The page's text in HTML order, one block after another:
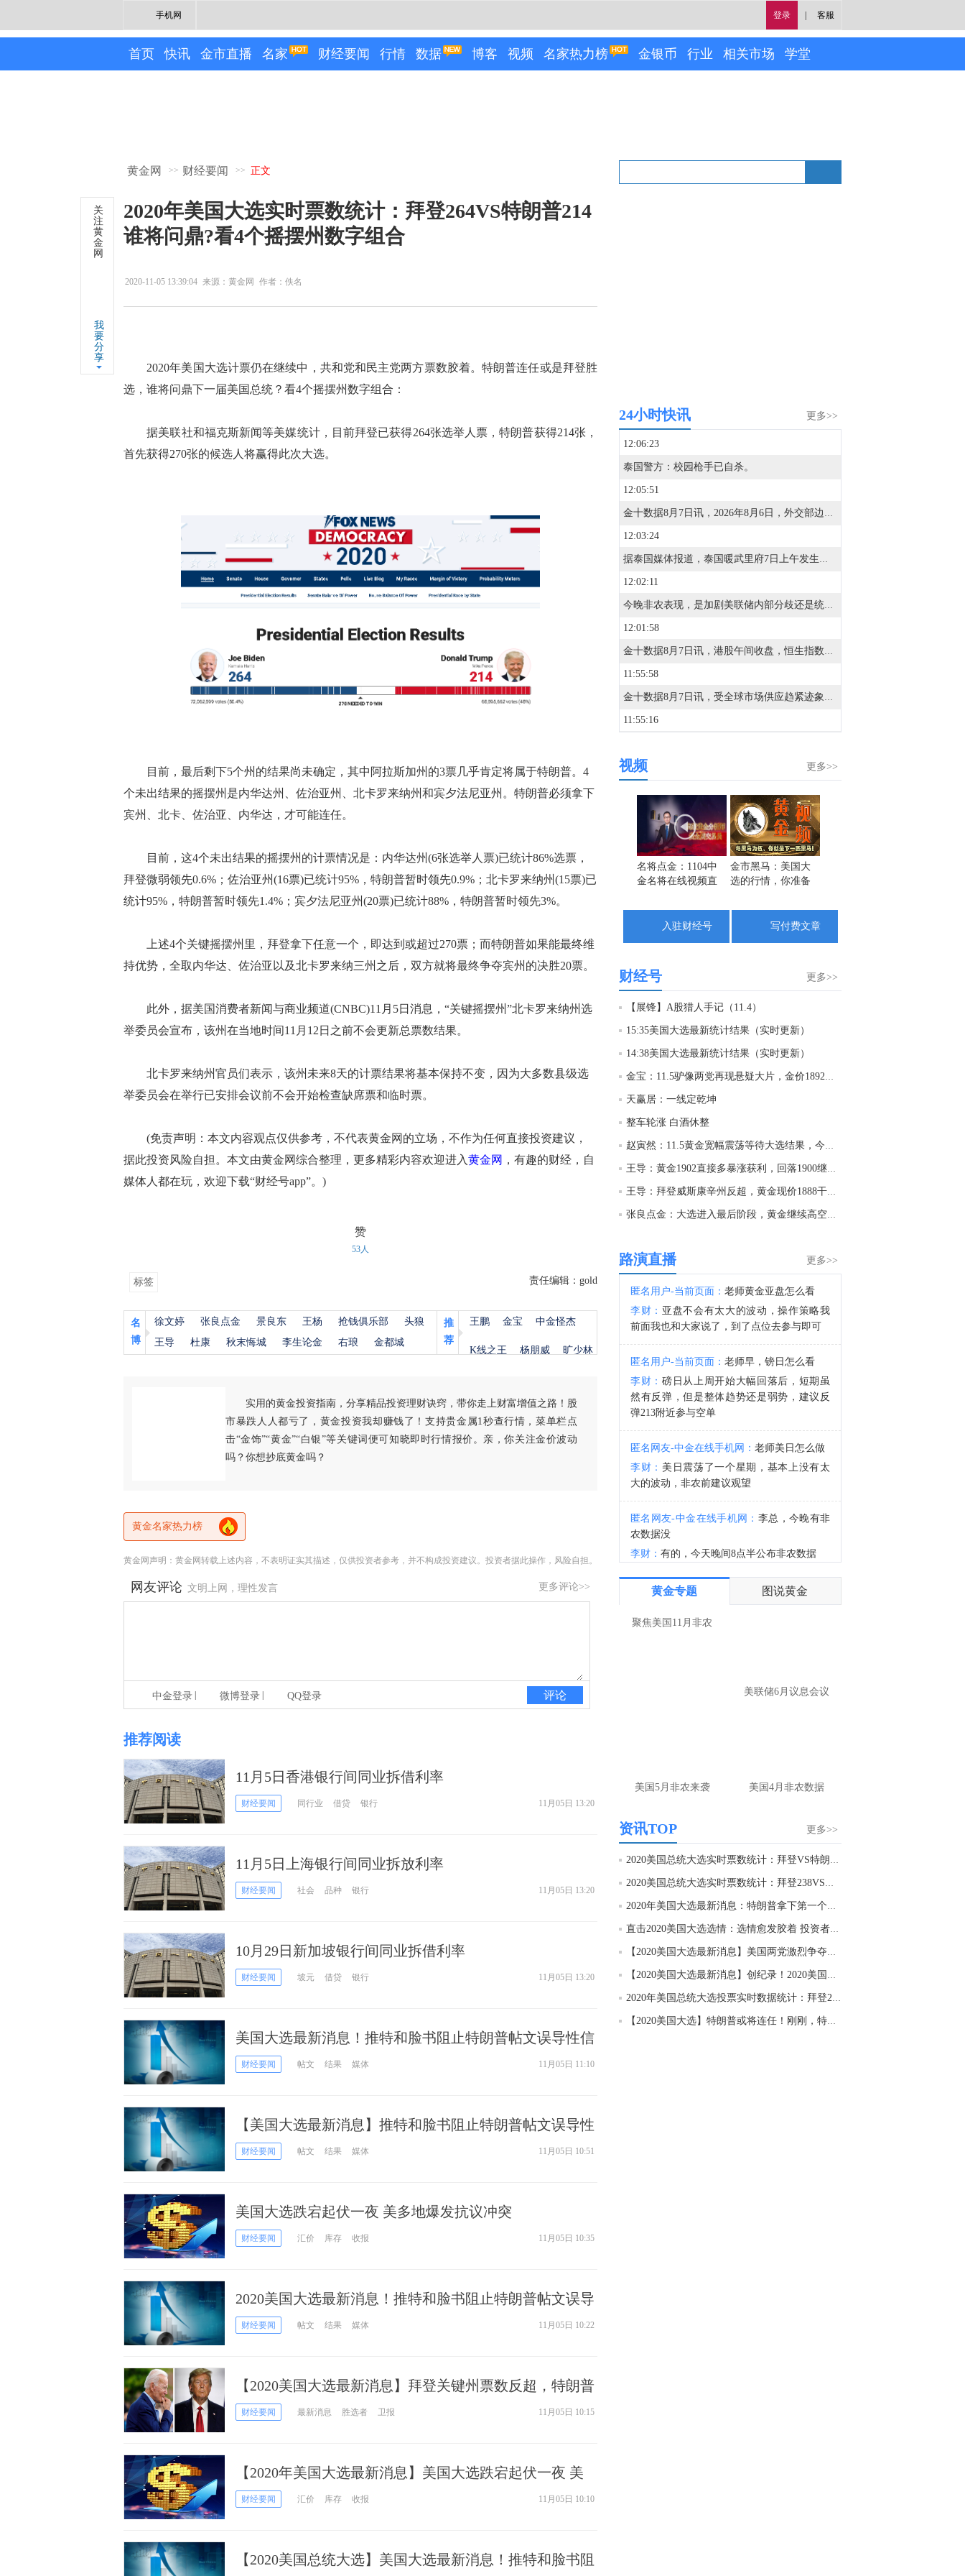
登录 客服
手机网
首页 快讯 金市直播 名家 财经要闻 行情 数据 博客 视频 名家热力榜 金银币 行业 相关市场 学堂
黄金网 >> 财经要闻 >> 正文
2020年美国大选实时票数统计：拜登264VS特朗普214
谁将问鼎?看4个摇摆州数字组合
2020-11-05 13:39:04 来源：黄金网 作者：佚名
关
注
黄
金
网
我
要
分
享
2020年美国大选计票仍在继续中，共和党和民主党两方票数胶着。特朗普连任或是拜登胜
选，谁将问鼎下一届美国总统？看4个摇摆州数字组合：
据美联社和福克斯新闻等美媒统计，目前拜登已获得264张选举人票，特朗普获得214张，
首先获得270张的候选人将赢得此次大选。
目前，最后剩下5个州的结果尚未确定，其中阿拉斯加州的3票几乎肯定将属于特朗普。4
个未出结果的摇摆州是内华达州、佐治亚州、北卡罗来纳州和宾夕法尼亚州。特朗普必须拿下
宾州、北卡、佐治亚、内华达，才可能连任。
目前，这4个未出结果的摇摆州的计票情况是：内华达州(6张选举人票)已统计86%选票，
拜登微弱领先0.6%；佐治亚州(16票)已统计95%，特朗普暂时领先0.9%；北卡罗来纳州(15票)已
统计95%，特朗普暂时领先1.4%；宾夕法尼亚州(20票)已统计88%，特朗普暂时领先3%。
上述4个关键摇摆州里，拜登拿下任意一个，即达到或超过270票；而特朗普如果能最终维
持优势，全取内华达、佐治亚以及北卡罗来纳三州之后，双方就将最终争夺宾州的决胜20票。
此外，据美国消费者新闻与商业频道(CNBC)11月5日消息，“关键摇摆州”北卡罗来纳州选
举委员会宣布，该州在当地时间11月12日之前不会更新总票数结果。
北卡罗来纳州官员们表示，该州未来8天的计票结果将基本保持不变，因为大多数县级选
举委员会在举行已安排会议前不会开始检查缺席票和临时票。
(免责声明：本文内容观点仅供参考，不代表黄金网的立场，不作为任何直接投资建议，
据此投资风险自担。本文由黄金网综合整理，更多精彩内容欢迎进入黄金网 ，有趣的财经，自
媒体人都在玩，欢迎下载“财经号app”。)
赞
53人
标签 责任编辑：gold
名
博
徐文婷 张良点金 景良东 王杨 抢钱俱乐部
头狼
王导
杜康 秋末悔城 李生论金 右琅 金都城
推
荐
王鹏 金宝 中金怪杰
K线之王 杨朋威 旷少林
实用的黄金投资指南，分享精品投资理财诀窍，带你走上财富增值之路！股
市暴跌人人都亏了，黄金投资我却赚钱了！支持贵金属1秒查行情，菜单栏点
击“金饰”“黄金”“白银”等关键词便可知晓即时行情报价。亲，你关注金价波动
吗？你想抄底黄金吗？
黄金名家热力榜
黄金网声明：黄金网转载上述内容，不表明证实其描述，仅供投资者参考，并不构成投资建议。投资者据此操作，风险自担。
更多评论>>
网友评论 文明上网，理性发言
评论
中金登录 | 微博登录 | QQ登录
推荐阅读
11月5日香港银行间同业拆借利率
财经要闻 同行业 借贷 银行 11月05日 13:20
11月5日上海银行间同业拆放利率
财经要闻 社会 品种 银行 11月05日 13:20
10月29日新加坡银行间同业拆借利率
财经要闻 坡元 借贷 银行 11月05日 13:20
美国大选最新消息！推特和脸书阻止特朗普帖文误导性信
息 设标签和澄清内容事实
财经要闻 帖文 结果 媒体 11月05日 11:10
【美国大选最新消息】推特和脸书阻止特朗普帖文误导性
信息 设标签和澄清内容事实
财经要闻 帖文 结果 媒体 11月05日 10:51
美国大选跌宕起伏一夜 美多地爆发抗议冲突
财经要闻 汇价 库存 收报 11月05日 10:35
2020美国大选最新消息！推特和脸书阻止特朗普帖文误导
性信息 设标签和澄清内容事实
财经要闻 帖文 结果 媒体 11月05日 10:22
【2020美国大选最新消息】拜登关键州票数反超，特朗普
称要在最高法院抗争
财经要闻 最新消息 胜选者 卫报 11月05日 10:15
【2020年美国大选最新消息】美国大选跌宕起伏一夜 美
多地爆发抗议冲突
财经要闻 汇价 库存 收报 11月05日 10:10
【2020美国总统大选】美国大选最新消息！推特和脸书阻
更多>>
24小时快讯
12:06:23
泰国警方：校园枪手已自杀。
12:05:51
金十数据8月7日讯，2026年8月6日，外交部边界与海洋事务司司长侯艳琪同印度外交部东亚司联秘高士在印度新德里共同主持中印边境事务磋商和协调工作机制第36次会议，两国外交、国防、内政、移民等部门代表参加。双方本着坦诚、友好态度开展建设性对话，就进一步落实中印边界问题特别代表第24次会晤共识深入交换意见，同意共同筹备好中印边界问题特别代表第25次会晤。双方并讨论了划界、边境管控、机制建设、跨境合作等议题。双方同意保持外交军事渠道沟通，共同维护边境地区和平安宁。（外交部）
12:03:24
据泰国媒体报道，泰国暖武里府7日上午发生的校园枪击案已造成2人死亡、约20人受伤，枪手仍藏在学校附近。（新华社）
12:02:11
今晚非农表现，是加剧美联储内部分歧还是统一共识？马上参与金十非农竞猜，赢现金红包大奖！
12:01:58
金十数据8月7日讯，港股午间收盘，恒生指数涨0.15%，恒生科技指数涨0.34%。恒指大市成交额半日达1411.85亿港元。盘面上，PCB概念、商业航天概念、医药外包概念、存储概念、芯片股集体走强，农业股、在线教育股跌幅居前。个股方面，MINIMAX-W(00100.HK)、智谱(02513.HK)涨超17%，兆易创新(03986.HK)涨超8%，金风科技(02208.HK)涨超7%，药明生物(02269.HK)涨超6%，信义光能(00968.HK)涨近6%；商汤(00020.HK)跌超4%，老铺黄金(06181.HK)跌超3%，新东方(09901.HK)跌超2%。
11:55:58
金十数据8月7日讯，受全球市场供应趋紧迹象推动，铜价大幅上涨，正迈向伦敦市场创纪录收盘水平。LME铜价上涨0.6%，报每吨14,193.50美元，超过今年5月中旬创下的收盘高点。市场对数据中心和电网需求增长的乐观情绪正在支撑铜价上涨，而供应端因素同样发挥了关键作用。今年，由于预期美国总统特朗普将就进口关税做出决定，大量铜被运往美国，导致全球LME追踪的仓库中铜库存减少。衡量供应趋紧程度的一个明显指标，是LME现货铜价格相对于三个月期货价格的升水扩大。周四，两者价差一度扩大至每吨超过150美元，创去年10月以来最高水平。这种被称为“现货溢价”（backwardation）的现象表明买方面临短期压力。
11:55:16
11:55:04
11:54:50
11:54:03
金十图示：2026年08月07日（周五）全球汽车制造商市值变化
11:32:31
11:31:19
更多>>
视频
名将点金：1104中
金名将在线视频直
金市黑马：美国大
选的行情，你准备
入驻财经号 写付费文章
更多>>
财经号
【展锋】A股猎人手记（11.4）
15:35美国大选最新统计结果（实时更新）
14:38美国大选最新统计结果（实时更新）
金宝：11.5驴像两党再现悬疑大片，金价1892上多
天赢居：一线定乾坤
整车轮涨 白酒休整
赵寅然：11.5黄金宽幅震荡等待大选结果，今日行情走势分析
王导：黄金1902直接多暴涨获利，回落1900继续多不断！
王导：拜登威斯康辛州反超，黄金现价1888干多搏反弹！
张良点金：大选进入最后阶段，黄金继续高空短线，1910继续空
更多>>
路演直播
匿名用户-当前页面： 老师黄金亚盘怎么看
李财： 亚盘不会有太大的波动，操作策略我
前面我也和大家说了，到了点位去参与即可
匿名用户-当前页面： 老师早，镑日怎么看
李财： 磅日从上周开始大幅回落后，短期虽
然有反弹，但是整体趋势还是弱势，建议反
弹213附近参与空单
匿名网友-中金在线手机网： 老师美日怎么做
李财： 美日震荡了一个星期，基本上没有太
大的波动，非农前建议观望
匿名网友-中金在线手机网： 李总，今晚有非
农数据没
李财： 有的，今天晚间8点半公布非农数据
匿名网友-中金在线手机网：
谢谢老师
有任何问题均可以提出来交流的，早
间确实没有太大的波动
前布局，回踩4220-4225附近多，防守4205，
李财： 上方做空位置在79.5附近可以参与，多
黄金专题 图说黄金
聚焦美国11月非农
美联储6月议息会议
美国5月非农来袭 美国4月非农数据
更多>>
资讯TOP
2020美国总统大选实时票数统计：拜登VS特朗普双...
2020美国总统大选实时票数统计：拜登238VS特朗...
2020年美国大选最新消息：特朗普拿下第一个摇摆...
直击2020美国大选选情：选情愈发胶着 投资者需...
【2020美国大选最新消息】美国两党激烈争夺国会...
【2020美国大选最新消息】创纪录！2020美国大选...
2020年美国总统大选投票实时数据统计：拜登264V...
【2020美国大选】特朗普或将连任！刚刚，特朗普...